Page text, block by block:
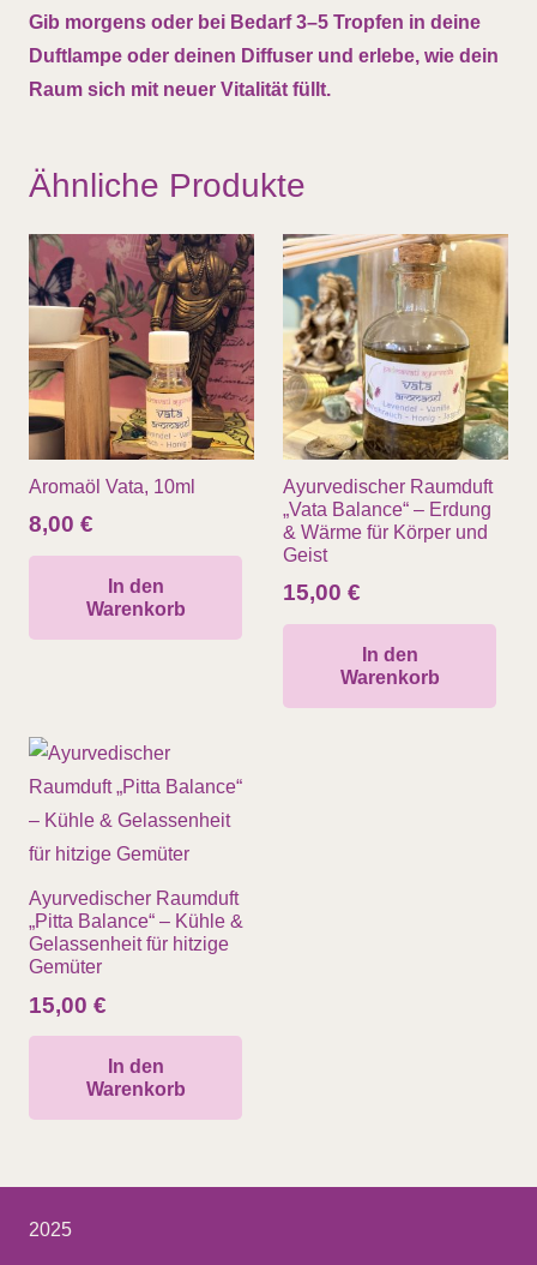
Gib morgens oder bei Bedarf 3–5 Tropfen in deine
Duftlampe oder deinen Diffuser und erlebe, wie dein
Raum sich mit neuer Vitalität füllt.
Ähnliche Produkte
Aromaöl Vata, 10ml
8,00 €
In den
Warenkorb
Ayurvedischer Raumduft
„Vata Balance“ – Erdung
& Wärme für Körper und
Geist
15,00 €
In den
Warenkorb
Ayurvedischer Raumduft
„Pitta Balance“ – Kühle &
Gelassenheit für hitzige
Gemüter
15,00 €
In den
Warenkorb
2025